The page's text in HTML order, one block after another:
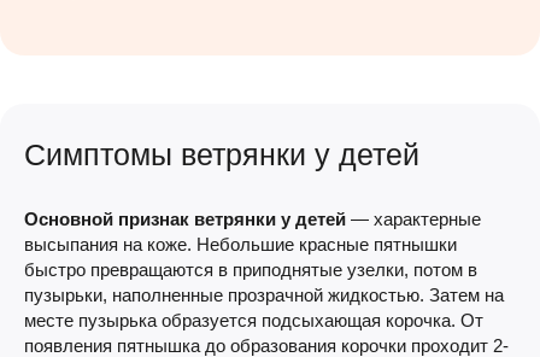
Симптомы ветрянки у детей
Основной признак ветрянки у детей — характерные
высыпания на коже. Небольшие красные пятнышки
быстро превращаются в приподнятые узелки, потом в
пузырьки, наполненные прозрачной жидкостью. Затем на
месте пузырька образуется подсыхающая корочка. От
появления пятнышка до образования корочки проходит 2-